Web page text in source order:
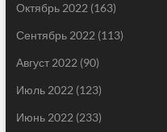
Октябрь 2022 (163)
Сентябрь 2022 (113)
Август 2022 (90)
Июль 2022 (123)
Июнь 2022 (233)